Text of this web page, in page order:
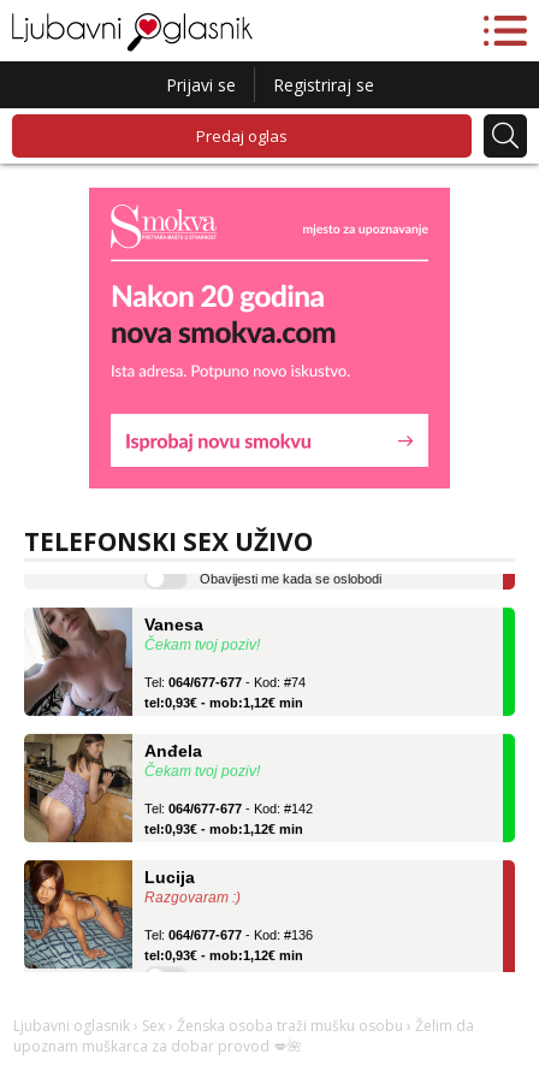
Prijavi se Registriraj se
Predaj oglas
TELEFONSKI SEX UŽIVO
Lucija
tel:0,93€ - mob:1,12€ min
Čekam tvoj poziv!
tel:0,93€ - mob:1,12€ min
Čekam tvoj poziv!
tel:0,93€ - mob:1,12€ min
Razgovaram :)
tel:0,93€ - mob:1,12€ min
Obavijesti me kada se oslobodi
Čekam tvoj poziv!
064/677-677
Ljubavni oglasnik › Sex › Ženska osoba traži mušku osobu › Želim da
upoznam muškarca za dobar provod 💋🌺